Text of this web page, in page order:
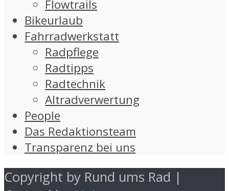
Flowtrails
Bikeurlaub
Fahrradwerkstatt
Radpflege
Radtipps
Radtechnik
Altradverwertung
People
Das Redaktionsteam
Transparenz bei uns
Copyright by Rund ums Rad |